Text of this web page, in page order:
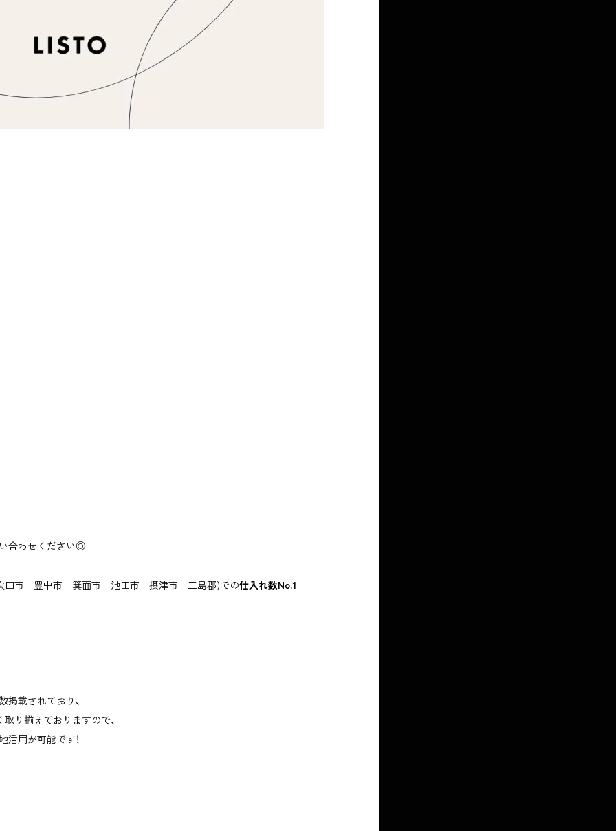
合わせください◎
田市 豊中市 箕面市 池田市 摂津市 三島郡)での仕入れ数No.1
掲載されており、
り揃えておりますので、
用が可能です！